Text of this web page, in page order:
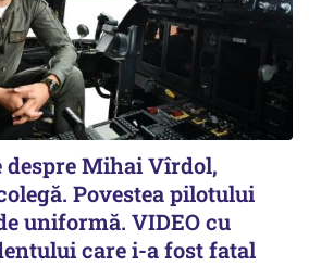
Mihai Vîrdol,
Povestea pilotului
uniformă. VIDEO cu
care i-a fost fatal